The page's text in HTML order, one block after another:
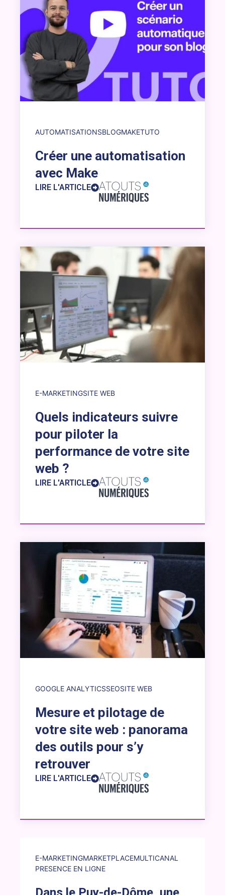
AUTOMATISATIONSBLOGMAKETUTO
Créer une automatisation
avec Make
LIRE L'ARTICLE
Lien vers l’article : Quels indicateurs suivre pour piloter
E-MARKETINGSITE WEB
Quels indicateurs suivre
pour piloter la
performance de votre site
web ?
LIRE L'ARTICLE
Lien vers l’article : Mesure et pilotage de votre site web :
GOOGLE ANALYTICSSEOSITE WEB
Mesure et pilotage de
votre site web : panorama
des outils pour s’y
retrouver
LIRE L'ARTICLE
E-MARKETINGMARKETPLACEMULTICANAL
PRESENCE EN LIGNE